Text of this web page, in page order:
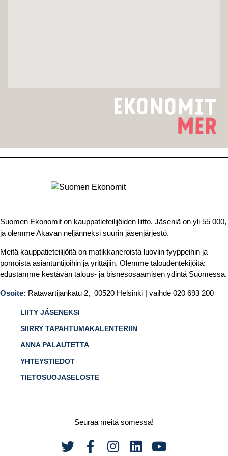
Suomen Ekonomit on kauppatieteilijöiden liitto. Jäseniä on yli 55 000,
ja olemme Akavan neljänneksi suurin jäsenjärjestö.
Meitä kauppatieteilijöitä on matikkaneroista luoviin tyyppeihin ja
pomoista asiantuntijoihin ja yrittäjiin. Olemme taloudentekijöitä:
edustamme kestävän talous- ja bisnesosaamisen ydintä Suomessa.
Osoite: Ratavartijankatu 2, 00520 Helsinki | vaihde 020 693 200
LIITY JÄSENEKSI
SIIRRY TAPAHTUMAKALENTERIIN
ANNA PALAUTETTA
YHTEYSTIEDOT
TIETOSUOJASELOSTE
Seuraa meitä somessa!